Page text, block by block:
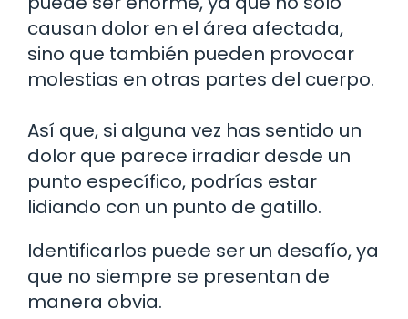
causan dolor en el área afectada,
sino que también pueden provocar
molestias en otras partes del cuerpo.
Así que, si alguna vez has sentido un
dolor que parece irradiar desde un
punto específico, podrías estar
lidiando con un punto de gatillo.
Identificarlos puede ser un desafío, ya
que no siempre se presentan de
manera obvia.